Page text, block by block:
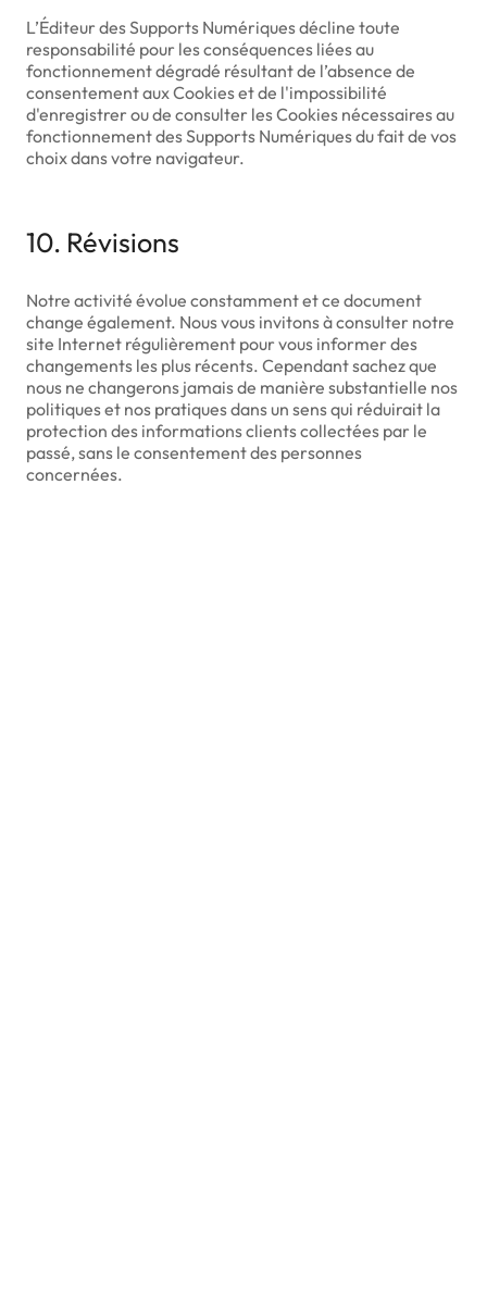
L’Éditeur des Supports Numériques décline toute
responsabilité pour les conséquences liées au
fonctionnement dégradé résultant de l’absence de
consentement aux Cookies et de l'impossibilité
d'enregistrer ou de consulter les Cookies nécessaires au
fonctionnement des Supports Numériques du fait de vos
choix dans votre navigateur.
10. Révisions
Notre activité évolue constamment et ce document
change également. Nous vous invitons à consulter notre
site Internet régulièrement pour vous informer des
changements les plus récents. Cependant sachez que
nous ne changerons jamais de manière substantielle nos
politiques et nos pratiques dans un sens qui réduirait la
protection des informations clients collectées par le
passé, sans le consentement des personnes
concernées.